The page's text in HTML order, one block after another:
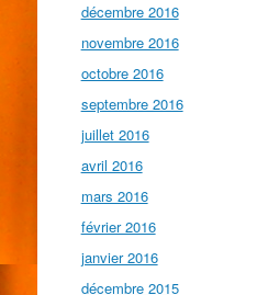
décembre 2016
novembre 2016
octobre 2016
septembre 2016
juillet 2016
avril 2016
mars 2016
février 2016
janvier 2016
décembre 2015